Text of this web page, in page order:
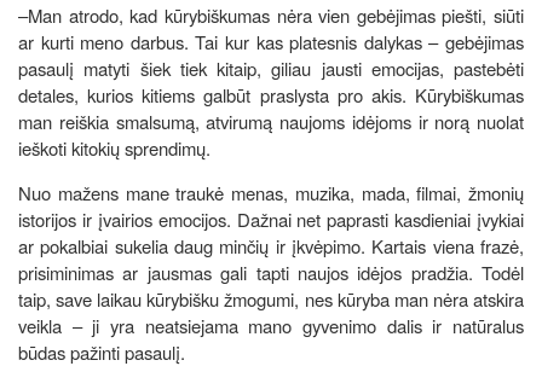
–Man atrodo, kad kūrybiškumas nėra vien gebėjimas piešti, siūti
ar kurti meno darbus. Tai kur kas platesnis dalykas – gebėjimas
pasaulį matyti šiek tiek kitaip, giliau jausti emocijas, pastebėti
detales, kurios kitiems galbūt praslysta pro akis. Kūrybiškumas
man reiškia smalsumą, atvirumą naujoms idėjoms ir norą nuolat
ieškoti kitokių sprendimų.
Nuo mažens mane traukė menas, muzika, mada, filmai, žmonių
istorijos ir įvairios emocijos. Dažnai net paprasti kasdieniai įvykiai
ar pokalbiai sukelia daug minčių ir įkvėpimo. Kartais viena frazė,
prisiminimas ar jausmas gali tapti naujos idėjos pradžia. Todėl
taip, save laikau kūrybišku žmogumi, nes kūryba man nėra atskira
veikla – ji yra neatsiejama mano gyvenimo dalis ir natūralus
būdas pažinti pasaulį.